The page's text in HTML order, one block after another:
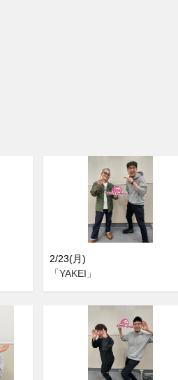
2/23(月)
「YAKEI」